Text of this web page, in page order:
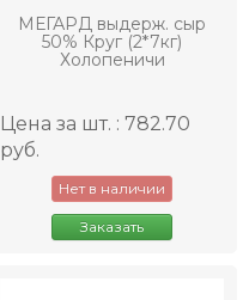
МЕГАРД выдерж. сыр
50% Круг (2*7кг)
Холопеничи
Цена за шт. : 782.70
руб.
Нет в наличии
Заказать